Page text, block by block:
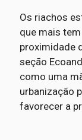
Os riachos
que mais
proximidade
seção
como uma
urbanização
favorecer a